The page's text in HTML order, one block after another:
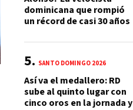
dominicana que rompió
un récord de casi 30 años
SANTO DOMINGO 2026
Así va el medallero: RD
sube al quinto lugar con
cinco oros en la jornada y